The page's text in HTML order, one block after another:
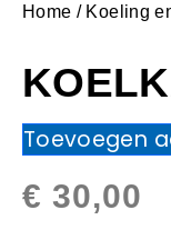
Home / Koeling
Toevoegen
€ 30,00